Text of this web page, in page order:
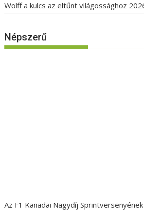
Wolff a kulcs az eltűnt világossághoz
Népszerű
Az F1 Kanadai Nagydíj